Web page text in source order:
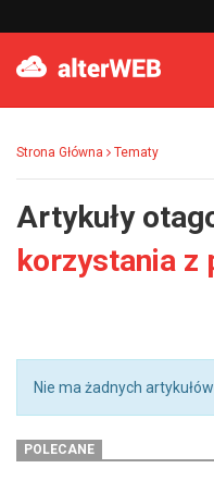
Strona Główna Tematy
Artykuły
korzystania z
Nie ma żadnych
POLECANE